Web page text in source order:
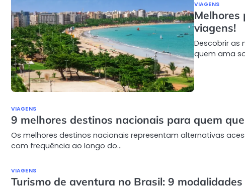
VIAGENS
Melhores
viagens!
Descobrir as
quem ama
VIAGENS
9 melhores destinos nacionais para quem
Os melhores destinos nacionais representam alternativas
com frequência ao longo do…
VIAGENS
Turismo de aventura no Brasil: 9